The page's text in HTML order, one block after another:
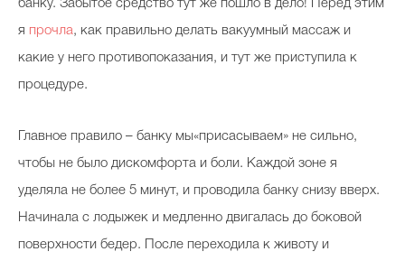
банку. Забытое средство тут же пошло в дело! Перед этим
я прочла, как правильно делать вакуумный массаж и
какие у него противопоказания, и тут же приступила к
процедуре.
Главное правило – банку мы«присасываем» не сильно,
чтобы не было дискомфорта и боли. Каждой зоне я
уделяла не более 5 минут, и проводила банку снизу вверх.
Начинала с лодыжек и медленно двигалась до боковой
поверхности бедер. После переходила к животу и